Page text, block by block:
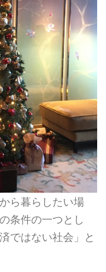
ら暮らしたい場
条件の一つとし
ではない社会」と